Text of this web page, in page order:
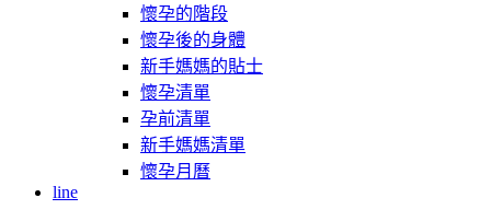
懷孕的階段
懷孕後的身體
新手媽媽的貼士
懷孕清單
孕前清單
新手媽媽清單
懷孕月曆
line